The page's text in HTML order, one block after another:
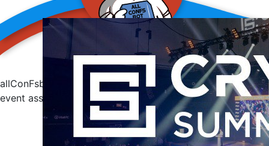
allConFsbot
event assistant